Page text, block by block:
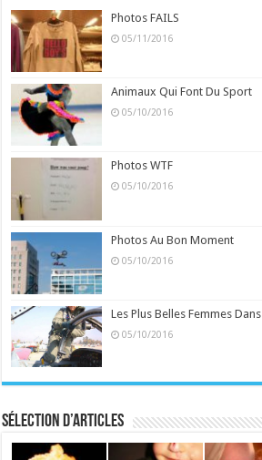
Photos FAILS
05/11/2016
Animaux Qui Font Du Sport
05/10/2016
Photos WTF
05/10/2016
Photos Au Bon Moment
05/10/2016
Les Plus Belles Femmes
05/10/2016
Sélection d’articles